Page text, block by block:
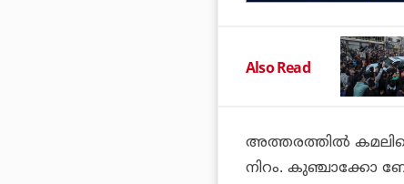
Also Read
അത്തരത്തിൽ
നിറം. കുഞ്ചാക്കോ